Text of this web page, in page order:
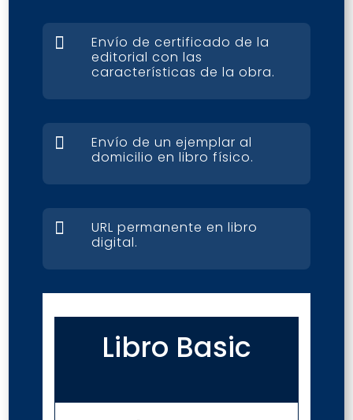

Envío de certificado de la
editorial con las
características de la obra.

Envío de un ejemplar al
domicilio en libro físico.

URL permanente en libro
digital.
Libro Basic